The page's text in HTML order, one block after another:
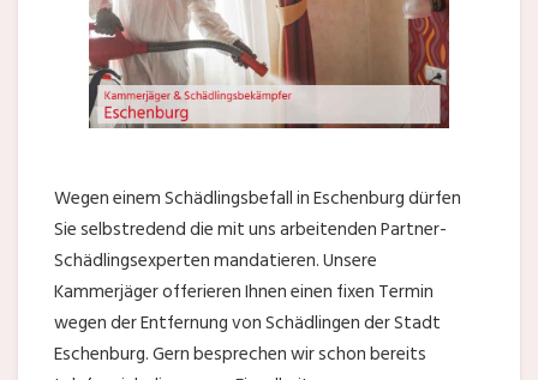
Wegen einem Schädlingsbefall in Eschenburg dürfen
Sie selbstredend die mit uns arbeitenden Partner-
Schädlingsexperten mandatieren. Unsere
Kammerjäger offerieren Ihnen einen fixen Termin
wegen der Entfernung von Schädlingen der Stadt
Eschenburg. Gern besprechen wir schon bereits